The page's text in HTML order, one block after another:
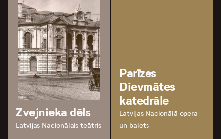
Zvejnieka dēls
Latvijas Nacionālais teātris
Parīzes
Dievmātes
katedrāle
Latvijas Nacionālā opera
un balets